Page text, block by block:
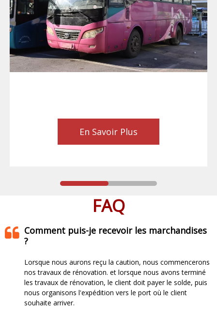
En Savoir Plus
FAQ
Comment puis-je recevoir les marchandises
?
Lorsque nous aurons reçu la caution, nous commencerons
nos travaux de rénovation. et lorsque nous avons terminé
les travaux de rénovation, le client doit payer le solde, puis
nous organisons l'expédition vers le port où le client
souhaite arriver.​​​​​​​